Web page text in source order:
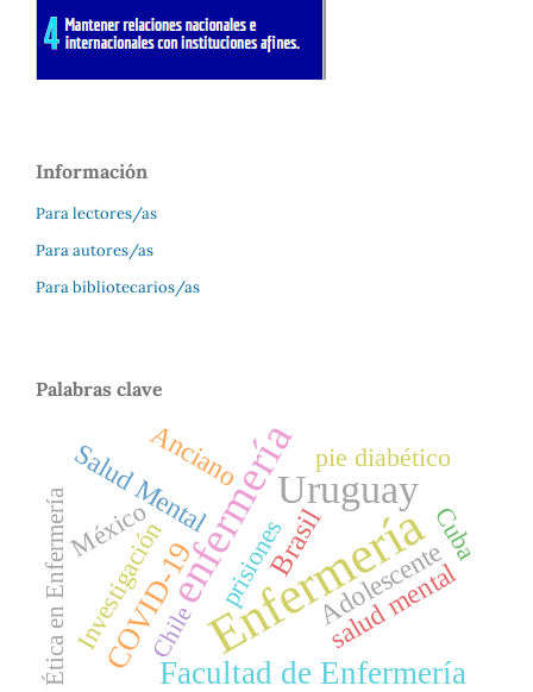
Información
Para lectores/as
Para autores/as
Para bibliotecarios/as
Palabras clave
Enfermería
enfermeríaUruguay
Facultad de Enfermería
COVID-19 BrasilAdolescente
Anciano
Salud Mental
salud mental
pie diabético
Investigación prisiones
México Cuba
Ética en Enfermería Chile